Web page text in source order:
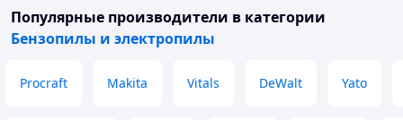
Популярные производители в категории
Бензопилы и электропилы
Procraft Makita Vitals DeWalt Yato